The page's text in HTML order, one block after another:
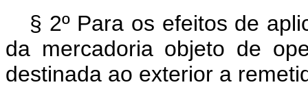
§ 2º Para os efeitos de
da mercadoria objeto de
destinada ao exterior a